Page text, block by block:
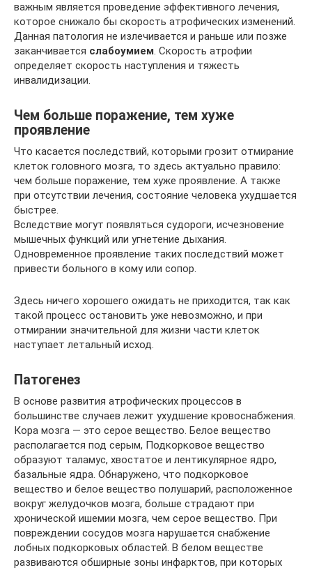
важным является проведение эффективного лечения,
которое снижало бы скорость атрофических изменений.
Данная патология не излечивается и раньше или позже
заканчивается слабоумием. Скорость атрофии
определяет скорость наступления и тяжесть
инвалидизации.
Чем больше поражение, тем хуже
проявление
Что касается последствий, которыми грозит отмирание
клеток головного мозга, то здесь актуально правило:
чем больше поражение, тем хуже проявление. А также
при отсутствии лечения, состояние человека ухудшается
быстрее.
Вследствие могут появляться судороги, исчезновение
мышечных функций или угнетение дыхания.
Одновременное проявление таких последствий может
привести больного в кому или сопор.
Здесь ничего хорошего ожидать не приходится, так как
такой процесс остановить уже невозможно, и при
отмирании значительной для жизни части клеток
наступает летальный исход.
Патогенез
В основе развития атрофических процессов в
большинстве случаев лежит ухудшение кровоснабжения.
Кора мозга — это серое вещество. Белое вещество
располагается под серым, Подкорковое вещество
образуют таламус, хвостатое и лентикулярное ядро,
базальные ядра. Обнаружено, что подкорковое
вещество и белое вещество полушарий, расположенное
вокруг желудочков мозга, больше страдают при
хронической ишемии мозга, чем серое вещество. При
повреждении сосудов мозга нарушается снабжение
лобных подкорковых областей. В белом веществе
развиваются обширные зоны инфарктов, при которых